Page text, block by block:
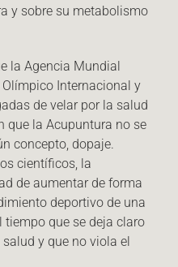
y sobre su metabolismo
la Agencia Mundial
Internacional y
de velar por la salud
que la Acupuntura no se
concepto, dopaje.
científicos, la
de aumentar de forma
deportivo de una
que se deja claro
y que no viola el